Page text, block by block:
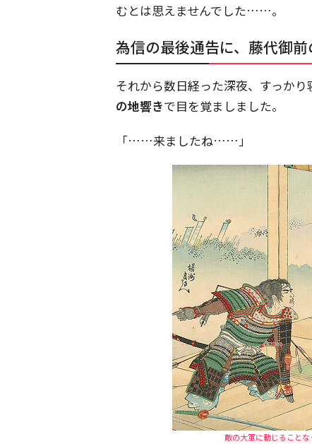
むとは思えませんでした……。
為信の最後通告に、藤代御前
それから数日経った深夜、すっか
の地響きで目を覚ましました。
「……来ましたね……」
敵の大軍に動じることな